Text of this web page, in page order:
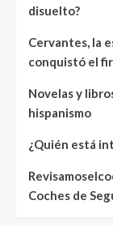
disuelto?
Cervantes, la
conquistó el
Novelas y
hispanismo
¿Quién está
Coches de